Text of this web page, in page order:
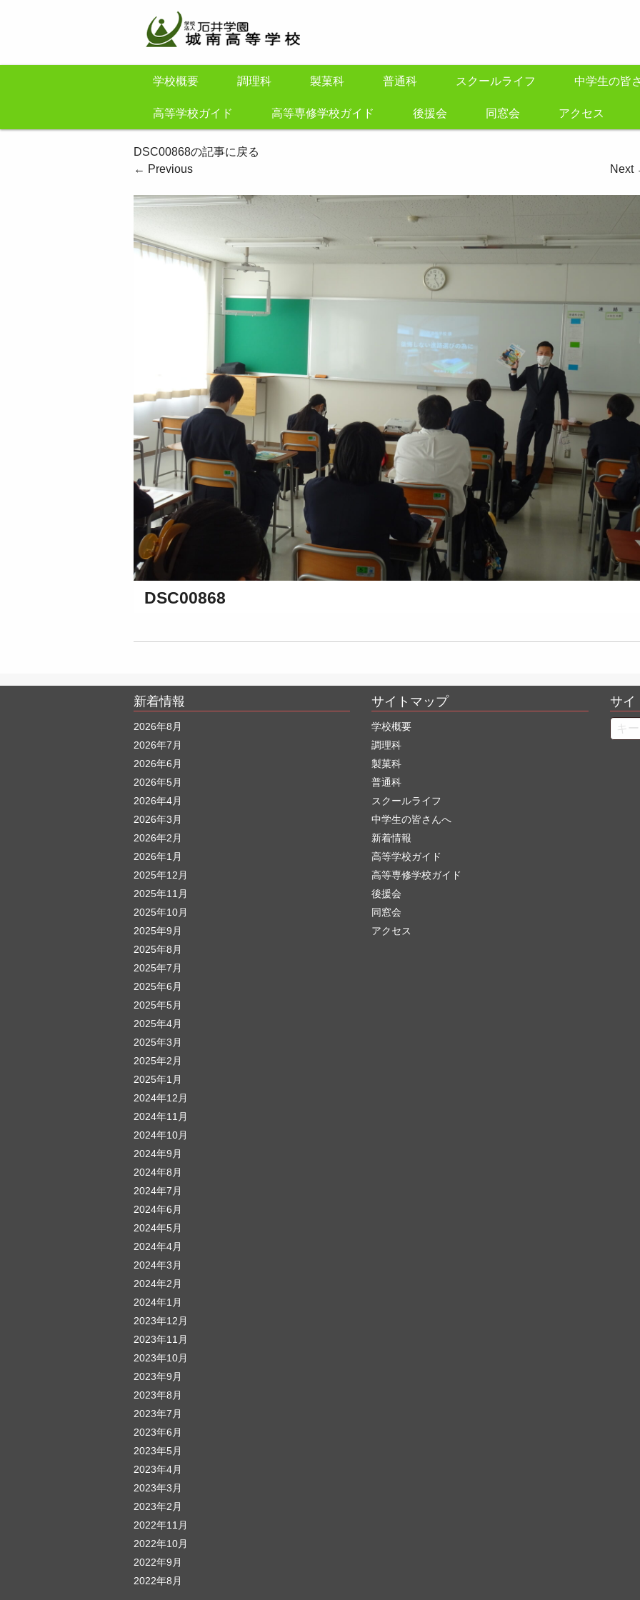
学校概要 調理科 製菓科 普通科 スクールライフ 中学生の皆
高等学校ガイド 高等専修学校ガイド 後援会 同窓会 アクセス
DSC00868の記事に戻る
← Previous Next
DSC00868
新着情報
2026年8月
2026年7月
2026年6月
2026年5月
2026年4月
2026年3月
2026年2月
2026年1月
2025年12月
2025年11月
2025年10月
2025年9月
2025年8月
2025年7月
2025年6月
2025年5月
2025年4月
2025年3月
2025年2月
2025年1月
2024年12月
2024年11月
2024年10月
2024年9月
2024年8月
2024年7月
2024年6月
2024年5月
2024年4月
2024年3月
2024年2月
2024年1月
2023年12月
2023年11月
2023年10月
2023年9月
2023年8月
2023年7月
2023年6月
2023年5月
2023年4月
2023年3月
2023年2月
2022年11月
2022年10月
2022年9月
2022年8月
サイトマップ
学校概要
調理科
製菓科
普通科
スクールライフ
中学生の皆さんへ
新着情報
高等学校ガイド
高等専修学校ガイド
後援会
同窓会
アクセス
サイ